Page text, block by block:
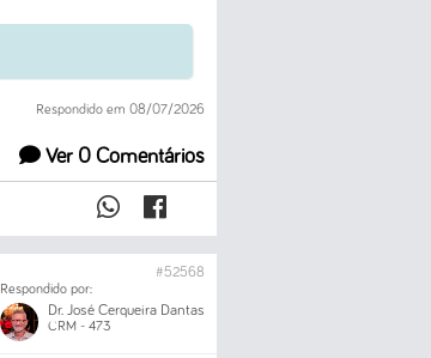
Respondido em 08/07/2026
Ver 0 Comentários
#52568
Respondido por:
Dr. José Cerqueira Dantas
CRM - 473